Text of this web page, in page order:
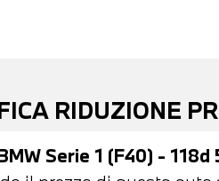
- CAMBIO
CONNECTED
- POSSIBILITA'
RIDUZIONE
Serie 1 (F40) - 118d